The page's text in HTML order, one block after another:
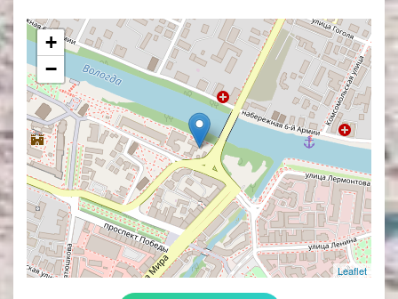
+
−
Leaflet